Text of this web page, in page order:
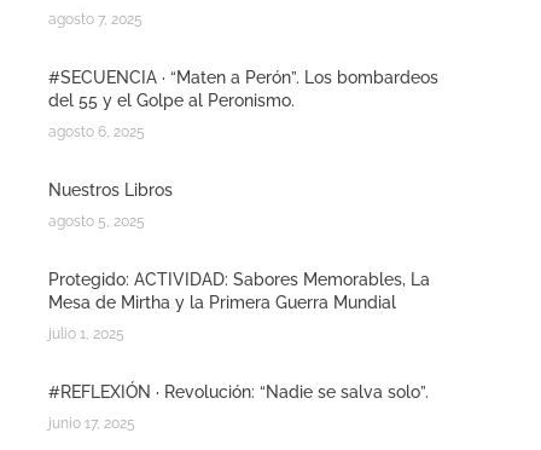
agosto 7, 2025
#SECUENCIA · “Maten a Perón”. Los bombardeos
del 55 y el Golpe al Peronismo.
agosto 6, 2025
Nuestros Libros
agosto 5, 2025
Protegido: ACTIVIDAD: Sabores Memorables, La
Mesa de Mirtha y la Primera Guerra Mundial
julio 1, 2025
#REFLEXIÓN · Revolución: “Nadie se salva solo”.
junio 17, 2025